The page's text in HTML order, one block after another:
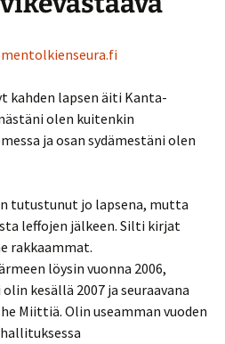
kahden lapsen äiti Kanta-
olen kuitenkin
ja osan sydämestäni olen
tutustunut jo lapsena, mutta
leffojen jälkeen. Silti kirjat
rakkaammat.
löysin vuonna 2006,
kesällä 2007 ja seuraavana
Miittiä. Olin useamman vuoden